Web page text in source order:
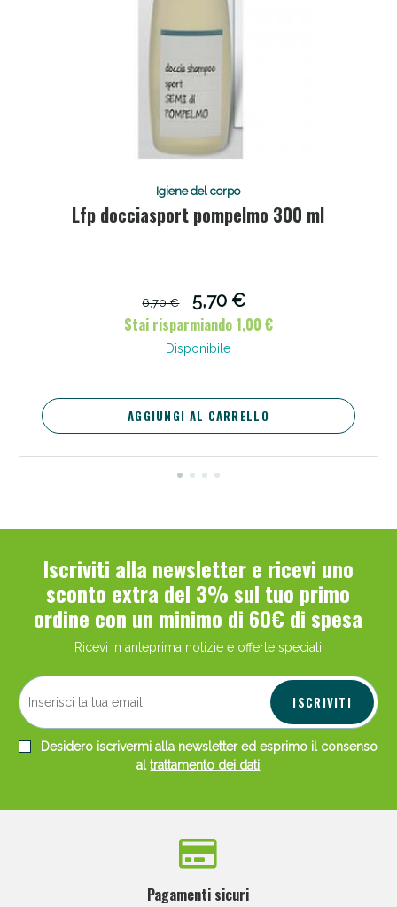
Igiene del corpo
Lfp docciasport pompelmo 300 ml
6,70 €
5,70 €
Stai risparmiando 1,00 €
Disponibile
AGGIUNGI AL CARRELLO
Iscriviti alla newsletter e ricevi uno
sconto extra del 3% sul tuo primo
ordine con un minimo di 60€ di spesa
Ricevi in anteprima notizie e offerte speciali
ISCRIVITI
Desidero iscrivermi alla newsletter ed esprimo il consenso
altrattamento dei dati
Pagamenti sicuri